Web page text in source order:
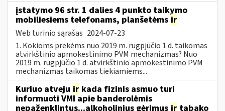
įstatymo 96 str. 1 dalies 4 punkto taikymo
mobiliesiems telefonams, planšetėms ir
Web turinio sąrašas 2024-07-23
1. Kokioms prekėms nuo 2019 m. rugpjūčio 1 d. taikomas
atvirkštinio apmokestinimo PVM mechanizmas? Nuo
2019 m. rugpjūčio 1 d. atvirkštinio apmokestinimo PVM
mechanizmas taikomas tiekiamiems...
Kuriuo atveju ir kada fizinis asmuo turi
informuoti VMI apie banderolėmis
nepaženklintus...alkoholinius gėrimus ir tabako